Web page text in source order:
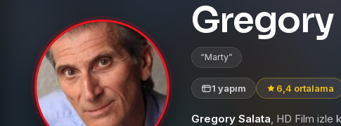
Gregory
Marty
1 yapım 6,4 ortalama
Gregory Salata, HD Film izle